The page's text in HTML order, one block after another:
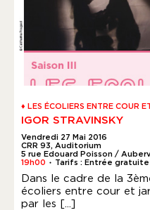
♦ LES ÉCOLIERS ENTRE COUR
IGOR STRAVINSKY
Vendredi 27 Mai 2016
CRR 93, Auditorium
5 rue Edouard Poisson /
19h00
● Tarifs : Entrée gratuite
Dans le cadre de la
écoliers entre cour et
par les [...]